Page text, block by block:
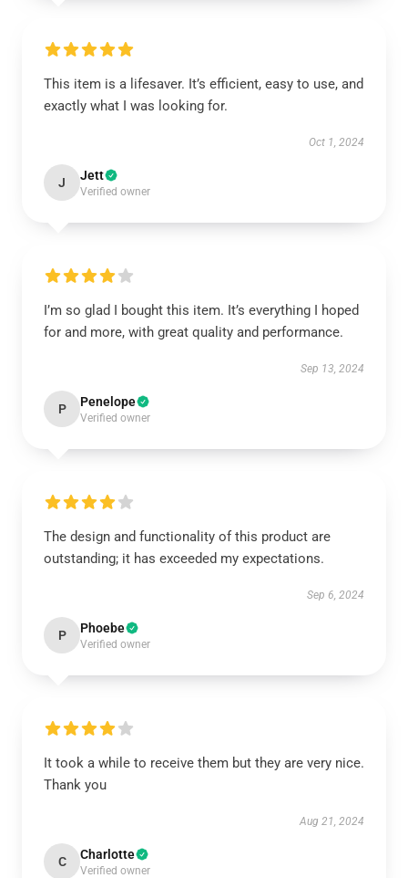
This item is a lifesaver. It’s efficient, easy to use, and
exactly what I was looking for.
Oct 1, 2024
J Jett
Verified owner
I’m so glad I bought this item. It’s everything I hoped
for and more, with great quality and performance.
Sep 13, 2024
P Penelope
Verified owner
The design and functionality of this product are
outstanding; it has exceeded my expectations.
Sep 6, 2024
P Phoebe
Verified owner
It took a while to receive them but they are very nice.
Thank you
Aug 21, 2024
C Charlotte
Verified owner